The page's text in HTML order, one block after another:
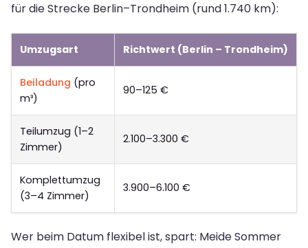
für die Strecke Berlin–Trondheim (rund 1.740 km):
Umzugsart Richtwert (Berlin – Trondheim)
Beiladung (pro
m³)
90–125 €
Teilumzug (1–2
Zimmer)
2.100–3.300 €
Komplettumzug
(3–4 Zimmer)
3.900–6.100 €
Wer beim Datum flexibel ist, spart: Meide Sommer